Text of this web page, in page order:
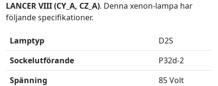
LANCER VIII (CY_A, CZ_A). Denna xenon-lampa har
följande specifikationer.
Lamptyp
D2S
Sockelutförande
P32d-2
Spänning
85 Volt